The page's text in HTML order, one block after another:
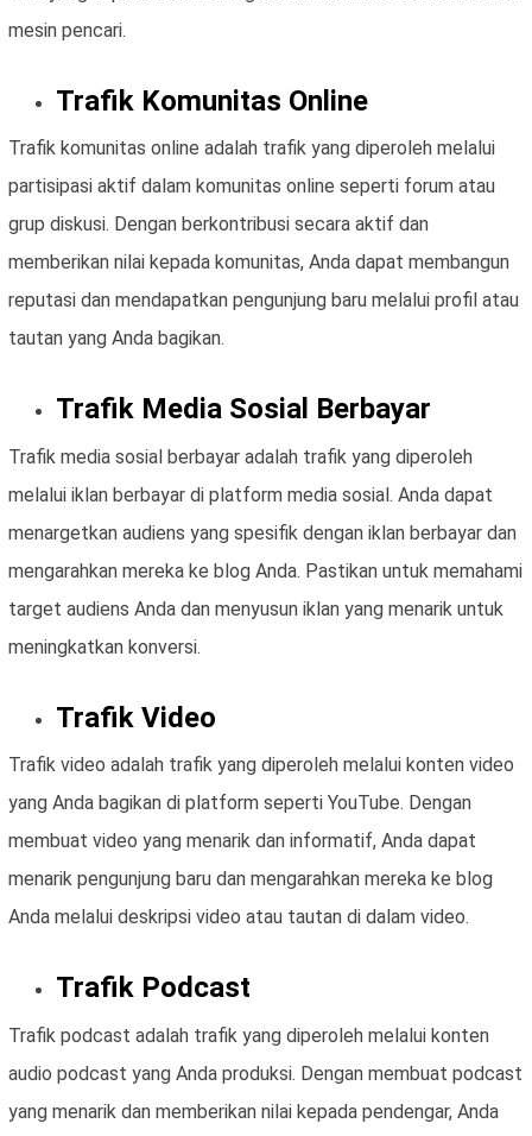
mesin pencari.
Trafik Komunitas Online
Trafik komunitas online adalah trafik yang diperoleh melalui
partisipasi aktif dalam komunitas online seperti forum atau
grup diskusi. Dengan berkontribusi secara aktif dan
memberikan nilai kepada komunitas, Anda dapat membangun
reputasi dan mendapatkan pengunjung baru melalui profil atau
tautan yang Anda bagikan.
Trafik Media Sosial Berbayar
Trafik media sosial berbayar adalah trafik yang diperoleh
melalui iklan berbayar di platform media sosial. Anda dapat
menargetkan audiens yang spesifik dengan iklan berbayar dan
mengarahkan mereka ke blog Anda. Pastikan untuk memahami
target audiens Anda dan menyusun iklan yang menarik untuk
meningkatkan konversi.
Trafik Video
Trafik video adalah trafik yang diperoleh melalui konten video
yang Anda bagikan di platform seperti YouTube. Dengan
membuat video yang menarik dan informatif, Anda dapat
menarik pengunjung baru dan mengarahkan mereka ke blog
Anda melalui deskripsi video atau tautan di dalam video.
Trafik Podcast
Trafik podcast adalah trafik yang diperoleh melalui konten
audio podcast yang Anda produksi. Dengan membuat podcast
yang menarik dan memberikan nilai kepada pendengar, Anda